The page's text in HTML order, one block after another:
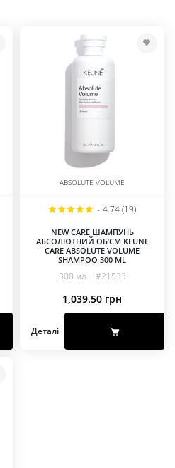
ABSOLUTE VOLUME
- 4.74 (19)
NEW CARE ШАМПУНЬ
АБСОЛЮТНИЙ ОБ’ЄМ KEUNE
CARE ABSOLUTE VOLUME
SHAMPOO 300 ML
300 мл | #21533
1,039.50 грн
Деталі